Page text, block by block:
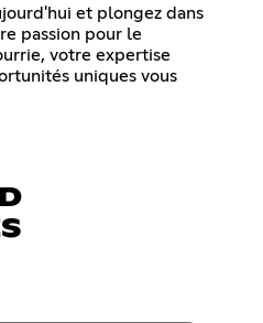
et plongez dans
passion pour le
votre expertise
uniques vous